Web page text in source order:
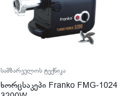
სამზარეულოს ტექნიკა
ხორცსაკეპი Franko FMG-1024